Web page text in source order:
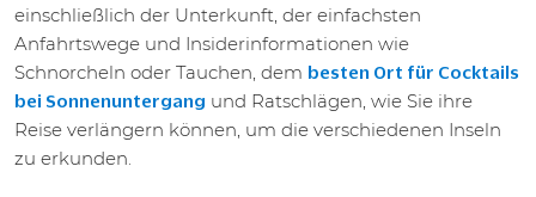
einschließlich der Unterkunft, der einfachsten
Anfahrtswege und Insiderinformationen wie
Schnorcheln oder Tauchen, dem besten Ort für Cocktails
bei Sonnenuntergang und Ratschlägen, wie Sie ihre
Reise verlängern können, um die verschiedenen Inseln
zu erkunden.